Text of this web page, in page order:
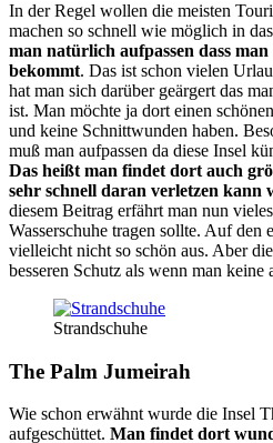
In der Regel wollen die meisten
machen so schnell wie möglich in das
man natürlich aufpassen dass
bekommt. Das ist schon vielen
hat man sich darüber geärgert das
ist. Man möchte ja dort einen
und keine Schnittwunden haben.
muß man aufpassen da diese Insel
Das heißt man findet dort auch
sehr schnell daran verletzen kann
diesem Beitrag erfährt man nun
Wasserschuhe tragen sollte. Auf den
vielleicht nicht so schön aus. Aber
besseren Schutz als wenn man keine
Strandschuhe
The Palm Jumeirah
Wie schon erwähnt wurde die Insel
aufgeschüttet. Man findet dort